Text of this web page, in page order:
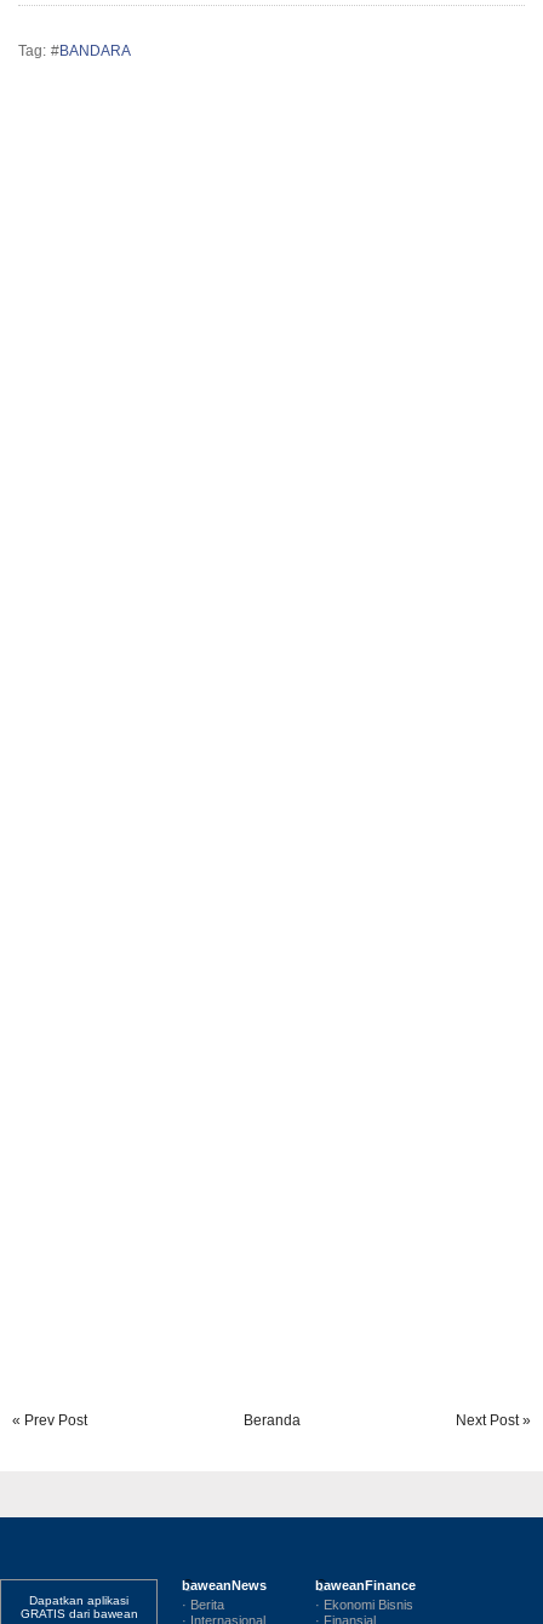
Tag: #BANDARA
« Prev Post Next Post »
Beranda
Dapatkan aplikasi
GRATIS dari bawean
baweanNews
· Berita
· Internasional
baweanFinance
· Ekonomi Bisnis
· Finansial